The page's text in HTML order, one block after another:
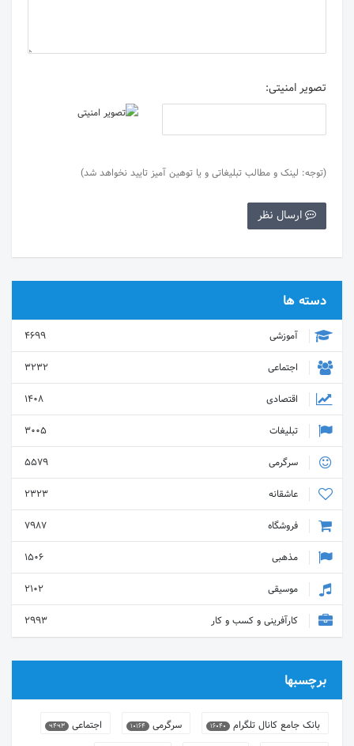
تصویر امنیتی:
(توجه: لینک و مطالب تبلیغاتی و یا توهین آمیز تایید نخواهد شد)
دسته ها
آموزشی
4699
اجتماعی
3232
اقتصادی
1408
تبلیغات
3005
سرگرمی
5579
عاشقانه
2323
فروشگاه
7987
مذهبی
1506
موسیقی
2102
کارآفرینی و کسب و کار
2993
برچسبها
بانک جامع کانال تلگرام 16040 سرگرمی 10164 اجتماعی 9493